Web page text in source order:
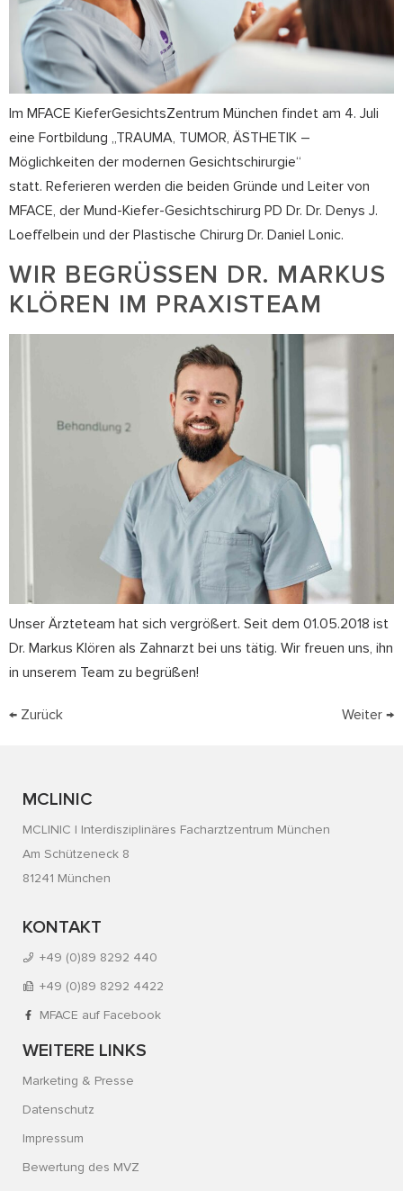
Im MFACE KieferGesichtsZentrum München findet am 4. Juli
eine Fortbildung „TRAUMA, TUMOR, ÄSTHETIK –
Möglichkeiten der modernen Gesichtschirurgie“
statt. Referieren werden die beiden Gründe und Leiter von
MFACE, der Mund-Kiefer-Gesichtschirurg PD Dr. Dr. Denys J.
Loeffelbein und der Plastische Chirurg Dr. Daniel Lonic.
WIR BEGRÜSSEN DR. MARKUS K
LÖREN IM PRAXISTEAM
Unser Ärzteteam hat sich vergrößert. Seit dem 01.05.2018 ist
Dr. Markus Klören als Zahnarzt bei uns tätig. Wir freuen uns, ihn
in unserem Team zu begrüßen!
← Zurück Weiter →
MCLINIC
MCLINIC | Interdisziplinäres Facharztzentrum München
Am Schützeneck 8
81241 München
KONTAKT
+49 (0)89 8292 440
+49 (0)89 8292 4422
MFACE auf Facebook
WEITERE LINKS
Marketing & Presse
Datenschutz
Impressum
Bewertung des MVZ